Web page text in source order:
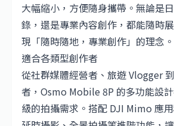
大幅縮小，方便隨身攜帶。無論是
錄，還是專業內容創作，都能隨時
現「隨時隨地，專業創作」的理念。
適合各類型創作者
從社群媒體經營者、旅遊 Vlogger
者，Osmo Mobile 8P 的多功能設
級的拍攝需求。搭配 DJI Mimo 應